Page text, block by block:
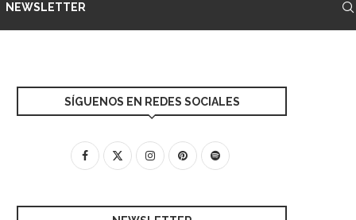
NEWSLETTER
SÍGUENOS EN REDES SOCIALES